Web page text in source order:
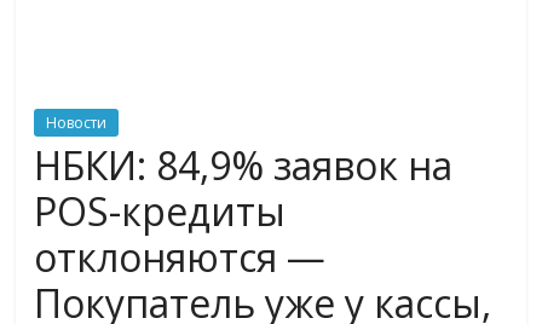
логистике,
технологиях,
соцсетях
Портал
Новости
НБКИ: 84,9% заявок на
POS-кредиты
отклоняются —
Покупатель уже у кассы,